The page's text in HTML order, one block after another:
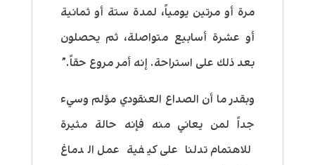
مرة أو مرتين يومياً، لمدة ستة أو ثمانية
أو عشرة أسابيع متواصلة، ثم يحصلون
بعد ذلك على استراحة. إنه أمر مروع حقاً.”
وبقدر ما أن الصداع العنقودي مؤلم وسيء
جداً لمن يعاني منه فإنه حالة مثيرة
للاهتمام تدلنا على كيفية عمل الدماغ